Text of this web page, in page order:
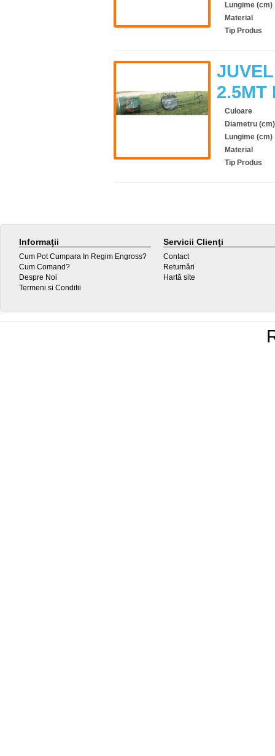
Lungime (cm)
Material
Tip Produs
2.5MT
Culoare
Diametru (cm)
Lungime (cm)
Material
Tip Produs
Informaţii
Cum Pot Cumpara In Regim Engross?
Cum Comand?
Despre Noi
Termeni si Conditii
Servicii Clienţi
Contact
Returnări
Hartă site